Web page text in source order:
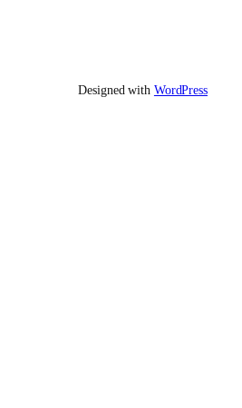
Designed with WordPress